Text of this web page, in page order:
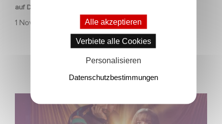
auf Disney+ streamen.
1 November 2025
Film Club: A Heartfelt Romantic Comedy now Steaming
Alle akzeptieren
Verbiete alle Cookies
Personalisieren
Datenschutzbestimmungen